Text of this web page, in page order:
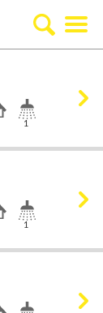
1
1